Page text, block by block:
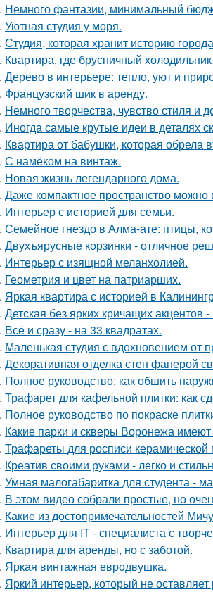
Немного фантазии, минимальный
Уютная студия у моря.
Студия, которая хранит историю
Квартира, где брусничный
Дерево в интерьере: тепло, уют и
Французский шик в аренду.
Немного творчества, чувство стиля
Иногда самые крутые идеи в деталях
Квартира от бабушки, которая обрела
С намёком на винтаж.
Новая жизнь легендарного дома.
Даже компактное пространство
Интерьер с историей для семьи.
Семейное гнездо в Алма-ате: птицы,
Двухъярусные корзинки - отличное
Интерьер с изящной меланхолией.
Геометрия и цвет на патриарших.
Яркая квартира с историей в
Детская без ярких кричащих акцентов
Всё и сразу - на 33 квадратах.
Маленькая студия с вдохновением от
Декоративная отделка стен фанерой
Полное руководство: как обшить
Трафарет для кафельной плитки: как
Полное руководство по покраске
Какие парки и скверы Воронежа имеют
Трафареты для росписи керамической
Креатив своими руками - легко и
Умная малогабаритка для студента -
В этом видео собрали простые, но
Какие из достопримечательностей
Интерьер для IT - специалиста с
Квартира для аренды, но с заботой.
Яркая винтажная евродвушка.
Яркий интерьер, который не